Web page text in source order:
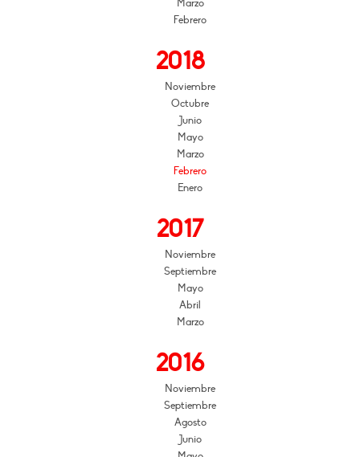
Marzo
Febrero
2018
Noviembre
Octubre
Junio
Mayo
Marzo
Febrero
Enero
2017
Noviembre
Septiembre
Mayo
Abril
Marzo
2016
Noviembre
Septiembre
Agosto
Junio